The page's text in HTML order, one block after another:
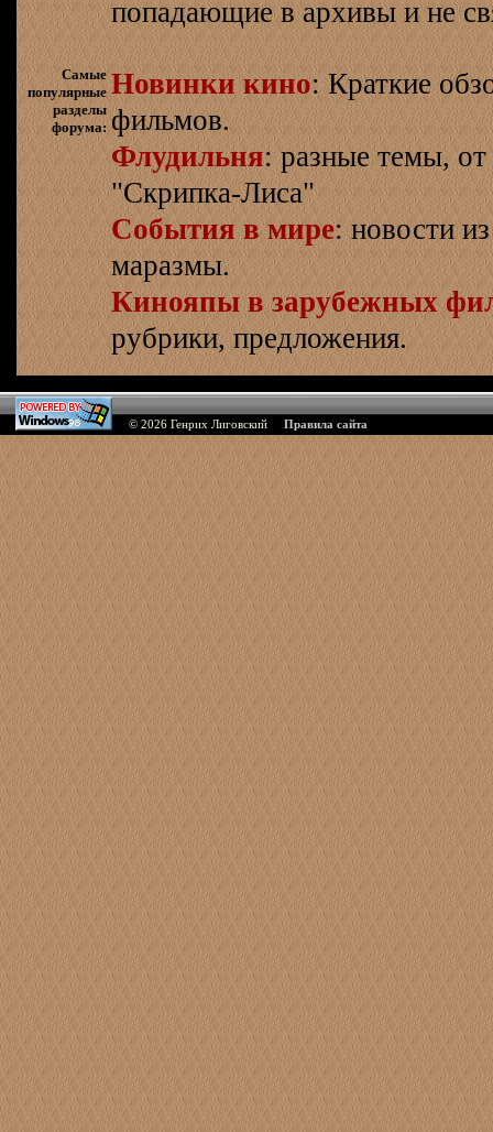
попадающие в архивы и не
Самые
популярные
разделы
форума:
Новинки кино: Краткие
фильмов.
Флудильня: разные темы,
"Скрипка-Лиса"
События в мире: новости
маразмы.
Кинояпы в зарубежных
рубрики, предложения.
© 2026 Генрих Лиговский Правила сайта